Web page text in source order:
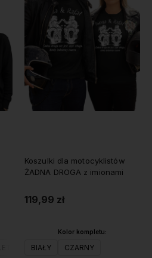
CZARNY KOMPLET SZARY
Koszulki dla motocyklistów
ŻADNA DROGA z imionami
119,99 zł
Kolor kompletu:
BIAŁY CZARNY